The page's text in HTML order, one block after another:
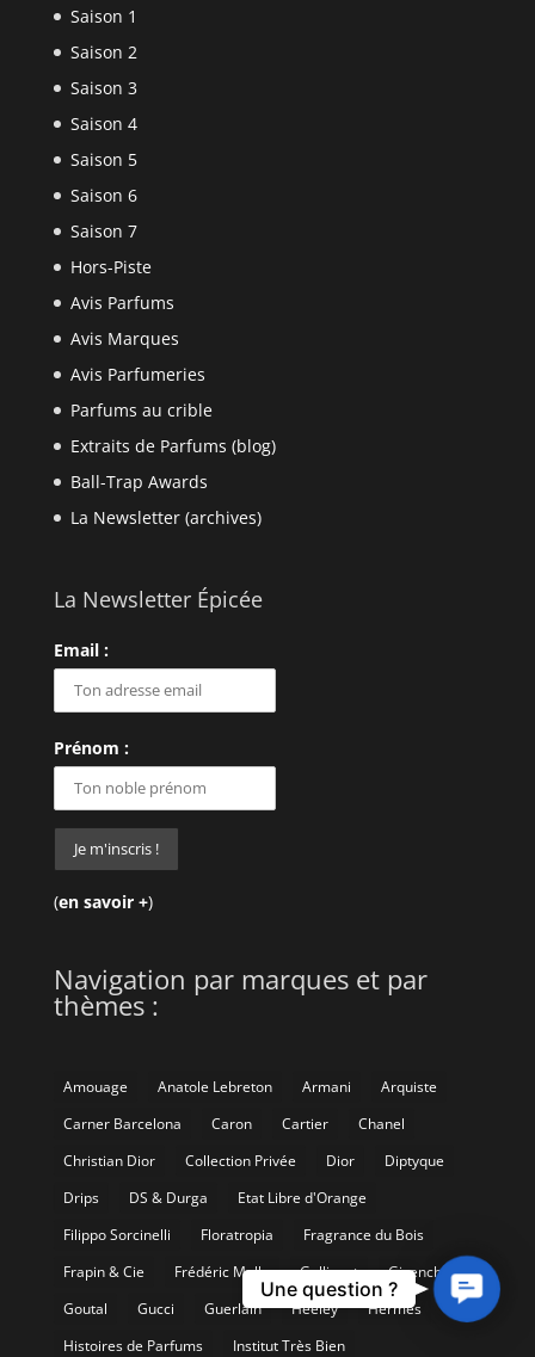
Saison 1
Saison 2
Saison 3
Saison 4
Saison 5
Saison 6
Saison 7
Hors-Piste
Avis Parfums
Avis Marques
Avis Parfumeries
Parfums au crible
Extraits de Parfums (blog)
Ball-Trap Awards
La Newsletter (archives)
La Newsletter Épicée
Email :
Prénom :
(en savoir +)
Navigation par marques et par
thèmes :
Amouage Anatole Lebreton Armani
Arquiste
Carner Barcelona
Caron Cartier
Chanel
Christian Dior
Collection Privée Dior
Diptyque
Drips
DS & Durga
Etat Libre d'Orange
Filippo Sorcinelli
Floratropia
Fragrance du Bois
Frapin & Cie
Frédéric Malle Gallivant
Givenchy
Goutal
Gucci Guerlain Heeley
Hermès
Histoires de Parfums
Institut Très Bien
Contact
Us
Une question ?